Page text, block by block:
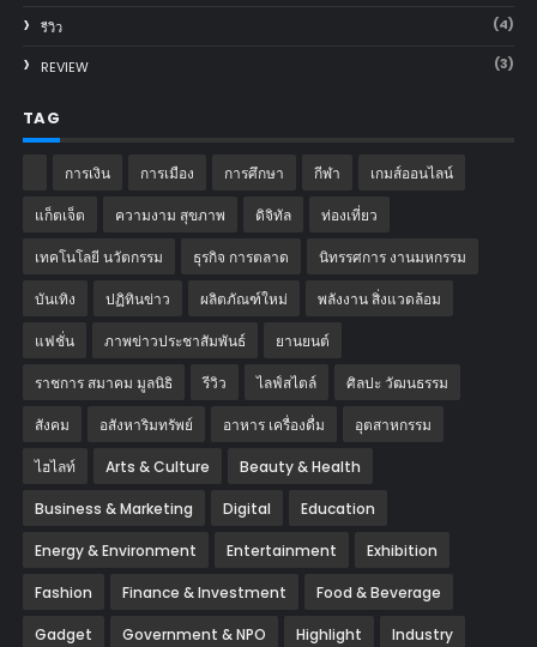
รีวิว (4)
REVIEW (3)
TAG
การเงิน การเมือง การศึกษา กีฬา เกมส์ออนไลน์
แก็ตเจ็ต ความงาม สุขภาพ ดิจิทัล ท่องเที่ยว
เทคโนโลยี นวัตกรรม ธุรกิจ การตลาด นิทรรศการ งานมหกรรม
บันเทิง ปฏิทินข่าว ผลิตภัณฑ์ใหม่ พลังงาน สิ่งแวดล้อม
แฟชั่น ภาพข่าวประชาสัมพันธ์ ‎ยานยนต์‎
ราชการ สมาคม มูลนิธิ รีวิว ไลฟ์สไตล์ ศิลปะ วัฒนธรรม
สังคม อสังหาริมทรัพย์ อาหาร เครื่องดื่ม อุตสาหกรรม
ไฮไลท์ Arts & Culture Beauty & Health
Business & Marketing Digital Education
Energy & Environment Entertainment Exhibition
Fashion Finance & Investment Food & Beverage
Gadget Government & NPO Highlight Industry